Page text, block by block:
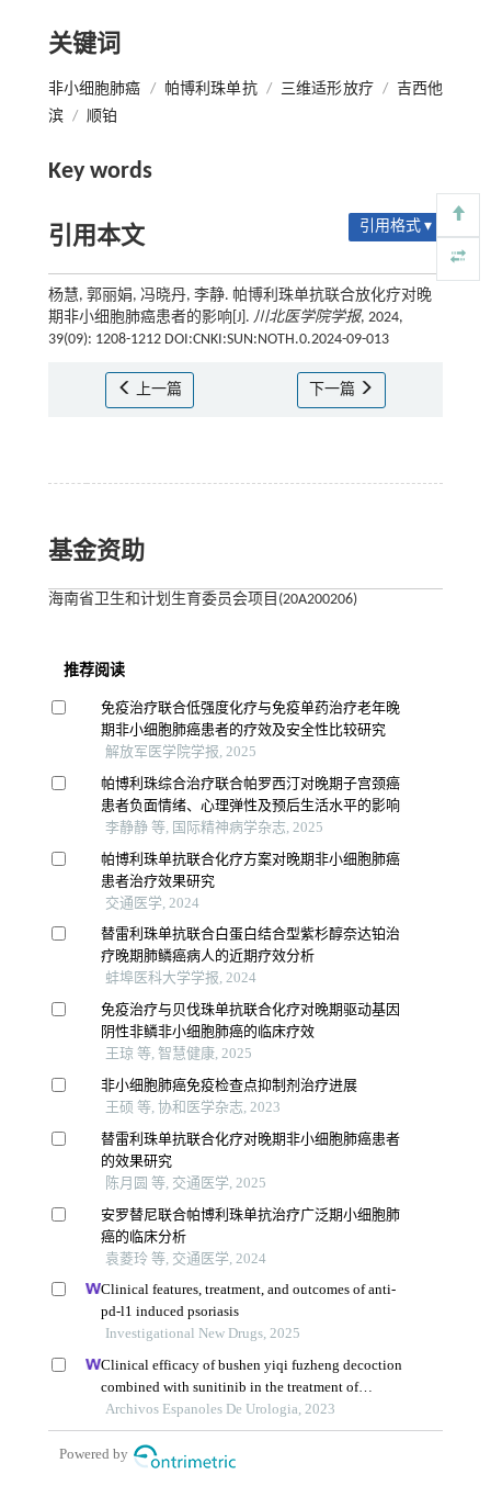
关键词
非小细胞肺癌 / 帕博利珠单抗 / 三维适形放疗 / 吉西他
滨 / 顺铂
Key words
引用本文 引用格式 ▾
杨慧, 郭丽娟, 冯晓丹, 李静. 帕博利珠单抗联合放化疗对晚
期非小细胞肺癌患者的影响[J]. 川北医学院学报, 2024,
39(09): 1208-1212 DOI:CNKI:SUN:NOTH.0.2024-09-013
上一篇 下一篇
基金资助
海南省卫生和计划生育委员会项目(20A200206)